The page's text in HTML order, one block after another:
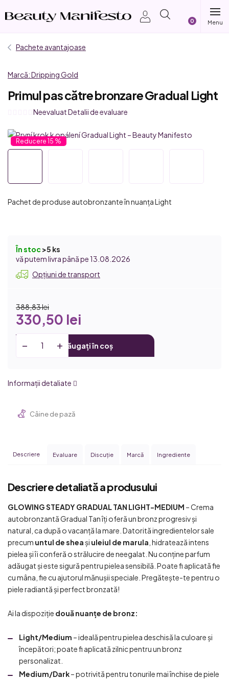
Pachete avantajoase
Marcă:Dripping Gold
Primul pas către bronzare Gradual Light
Evaluarea
a
produsului
din
stele.
NeevaluatDetalii de evaluare
15 %
Pachet de produse autobronzante în nuanța Light
În stoc>5 ks
13.08.2026
Opțiuni de transport
388,83 lei
330,50 lei
Adăugați în coș
Informaţii detaliate
Câine de pază
Descriere Evaluare Discuţie Marcă Ingrediente
Descriere detaliată a produsului
GLOWING STEADY GRADUAL TAN LIGHT-MEDIUM – Crema
autobronzantă Gradual Tan îți oferă un bronz progresiv și
natural, ca după o vacanță la mare. Datorită ingredientelor sale
precum untul de sheași uleiul de marula , hidratează intens
pielea și îi conferă o strălucire de neegalat. Nu conține parfum
adăugat și este sigură pentru pielea sensibilă. Poate fi aplicată fie
cu mâna, fie cu ajutorul mănușii speciale. Pregătește-te pentru o
piele radiantă și perfect bronzată!
Ai la dispoziție două nuanțe de bronz:
Light/Medium – ideală pentru pielea deschisă la culoare și
începători; poate fi aplicată zilnic pentru un bronz
personalizat.
Medium/Dark– potrivită pentru tonurile mai închise de piele